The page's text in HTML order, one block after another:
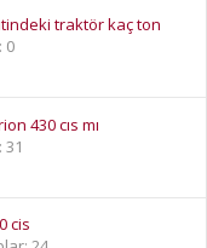
traktör kaç ton
0
430 cıs mı
cis